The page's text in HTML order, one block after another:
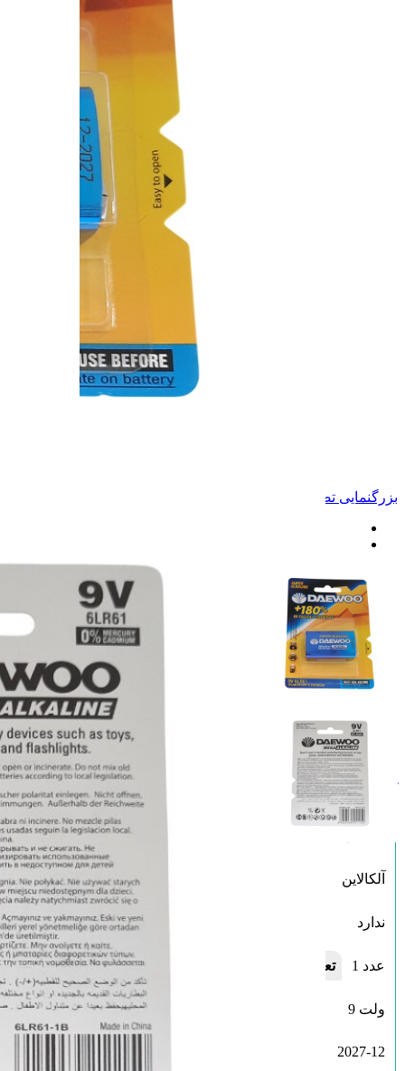
بزرگنمایی تصویر
باتری کتابی دوو مدل سوپر آلکالاین DAEWOO
Super Alkaline
تاریخ انقضا: 2027/12
آلکالاین
ندارد
تعداد باتری های موجود در پک 1 عدد
9 ولت
2027-12